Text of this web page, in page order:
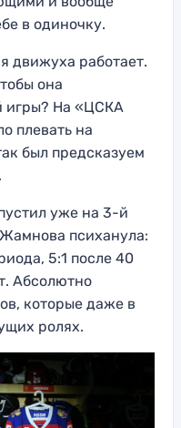
в одиночку.
движуха работает.
она
игры? На «ЦСКА
плевать на
был предсказуем
уже на 3-й
психанула:
5:1 после 40
Абсолютно
которые даже в
ролях.